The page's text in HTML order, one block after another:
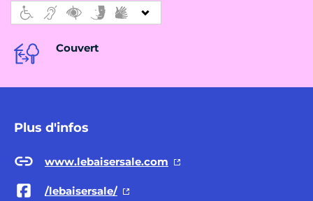
Couvert
Plus d'infos
www.lebaisersale.com
/lebaisersale/